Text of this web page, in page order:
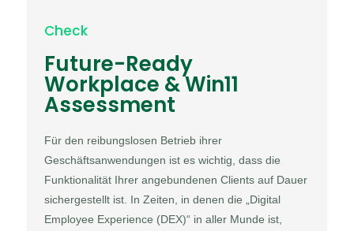
Check
Future-Ready
Workplace & Win11
Assessment
Für den reibungslosen Betrieb ihrer
Geschäftsanwendungen ist es wichtig, dass die
Funktionalität Ihrer angebundenen Clients auf Dauer
sichergestellt ist. In Zeiten, in denen die „Digital
Employee Experience (DEX)“ in aller Munde ist,